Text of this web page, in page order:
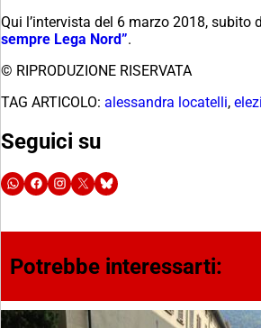
Qui l’intervista del 6 marzo 2018, subito
sempre Lega Nord”.
© RIPRODUZIONE RISERVATA
TAG ARTICOLO: alessandra locatelli,
Seguici su
Potrebbe interessarti: